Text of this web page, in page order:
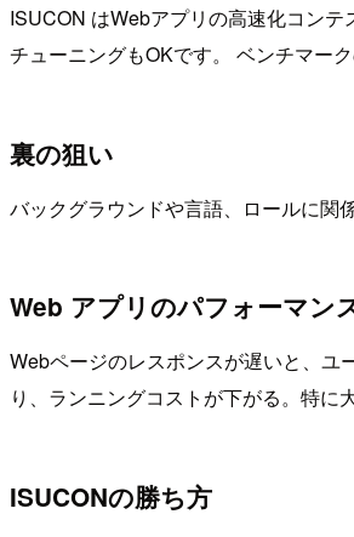
ISUCON はWebアプリの高速化コン
チューニングもOKです。 ベンチマー
裏の狙い
バックグラウンドや言語、ロールに関
Web アプリのパフォーマン
Webページのレスポンスが遅いと、ユ
り、ランニングコストが下がる。特に
ISUCONの勝ち方